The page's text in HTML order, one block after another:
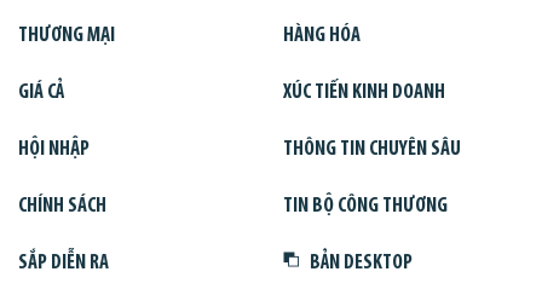
THƯƠNG MẠI HÀNG HÓA
GIÁ CẢ XÚC TIẾN KINH DOANH
HỘI NHẬP THÔNG TIN CHUYÊN SÂU
CHÍNH SÁCH TIN BỘ CÔNG THƯƠNG
SẮP DIỄN RA BẢN DESKTOP